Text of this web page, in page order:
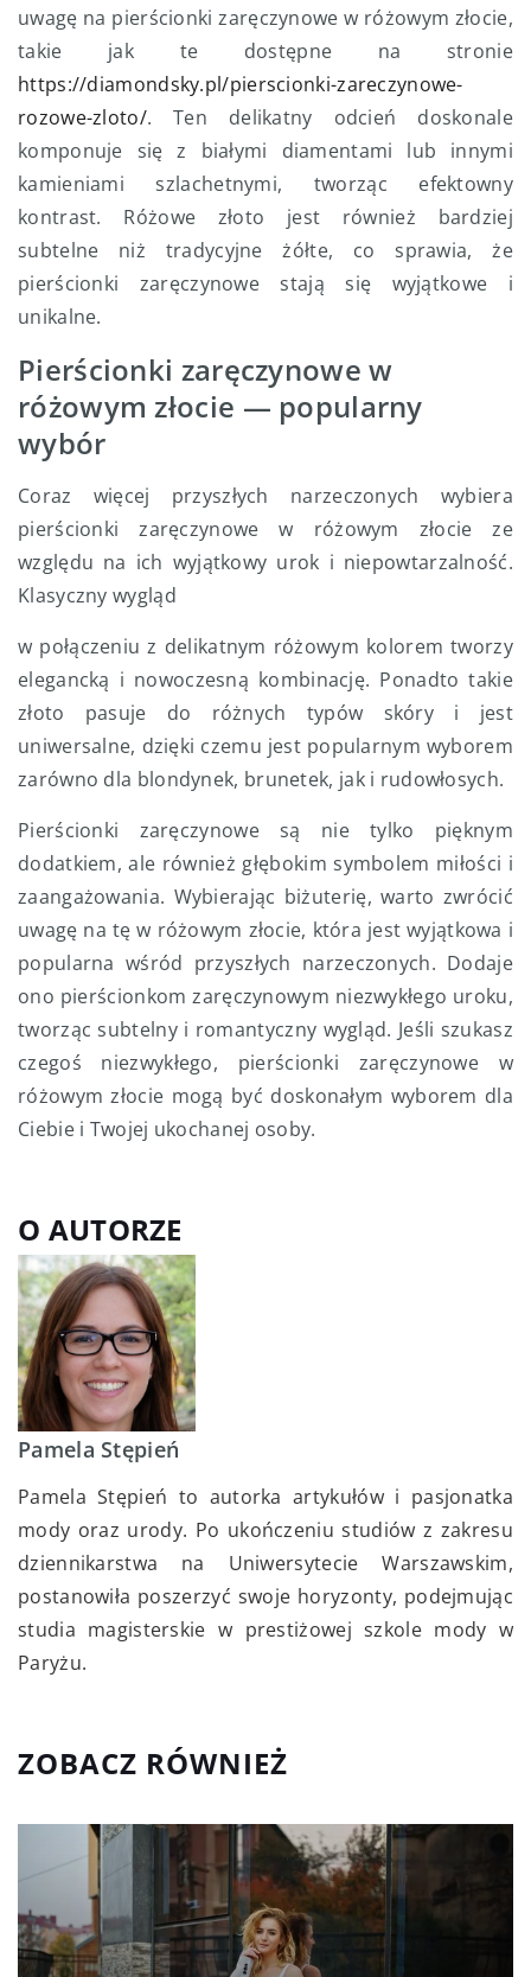
uwagę na pierścionki zaręczynowe w różowym złocie,
takie jak te dostępne na stronie
https://diamondsky.pl/pierscionki-zareczynowe-
rozowe-zloto/. Ten delikatny odcień doskonale
komponuje się z białymi diamentami lub innymi
kamieniami szlachetnymi, tworząc efektowny
kontrast. Różowe złoto jest również bardziej
subtelne niż tradycyjne żółte, co sprawia, że
pierścionki zaręczynowe stają się wyjątkowe i
unikalne.
Pierścionki zaręczynowe w
różowym złocie — popularny
wybór
Coraz więcej przyszłych narzeczonych wybiera
pierścionki zaręczynowe w różowym złocie ze
względu na ich wyjątkowy urok i niepowtarzalność.
Klasyczny wygląd
w połączeniu z delikatnym różowym kolorem tworzy
elegancką i nowoczesną kombinację. Ponadto takie
złoto pasuje do różnych typów skóry i jest
uniwersalne, dzięki czemu jest popularnym wyborem
zarówno dla blondynek, brunetek, jak i rudowłosych.
Pierścionki zaręczynowe są nie tylko pięknym
dodatkiem, ale również głębokim symbolem miłości i
zaangażowania. Wybierając biżuterię, warto zwrócić
uwagę na tę w różowym złocie, która jest wyjątkowa i
popularna wśród przyszłych narzeczonych. Dodaje
ono pierścionkom zaręczynowym niezwykłego uroku,
tworząc subtelny i romantyczny wygląd. Jeśli szukasz
czegoś niezwykłego, pierścionki zaręczynowe w
różowym złocie mogą być doskonałym wyborem dla
Ciebie i Twojej ukochanej osoby.
O AUTORZE
Pamela Stępień
Pamela Stępień to autorka artykułów i pasjonatka
mody oraz urody. Po ukończeniu studiów z zakresu
dziennikarstwa na Uniwersytecie Warszawskim,
postanowiła poszerzyć swoje horyzonty, podejmując
studia magisterskie w prestiżowej szkole mody w
Paryżu.
ZOBACZ RÓWNIEŻ